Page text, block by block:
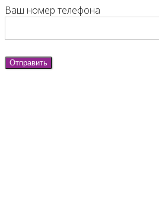
Ваш номер телефона
Отправить